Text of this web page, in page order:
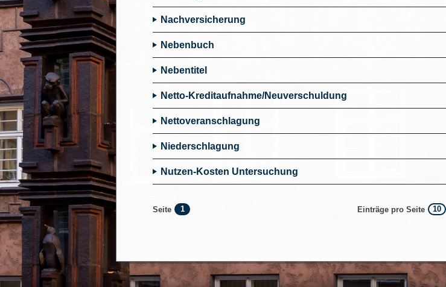
Nachversicherung
Nebenbuch
Nebentitel
Netto-Kreditaufnahme/Neuverschuldung
Nettoveranschlagung
Niederschlagung
Nutzen-Kosten Untersuchung
Seite 1 Einträge pro Seite 10